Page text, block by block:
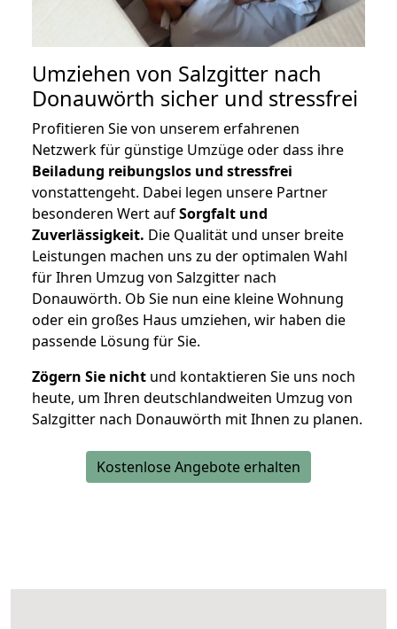
Umziehen von Salzgitter nach
Donauwörth sicher und stressfrei
Profitieren Sie von unserem erfahrenen
Netzwerk für günstige Umzüge oder dass ihre
Beiladung reibungslos und stressfrei
vonstattengeht. Dabei legen unsere Partner
besonderen Wert aufSorgfalt und
Zuverlässigkeit. Die Qualität und unser breite
Leistungen machen uns zu der optimalen Wahl
für Ihren Umzug von Salzgitter nach
Donauwörth. Ob Sie nun eine kleine Wohnung
oder ein großes Haus umziehen, wir haben die
passende Lösung für Sie.
Zögern Sie nicht und kontaktieren Sie uns noch
heute, um Ihren deutschlandweiten Umzug von
Salzgitter nach Donauwörth mit Ihnen zu planen.
Kostenlose Angebote erhalten